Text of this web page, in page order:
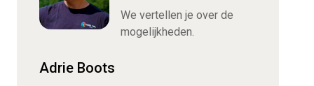
We vertellen je over de
mogelijkheden.
Adrie Boots